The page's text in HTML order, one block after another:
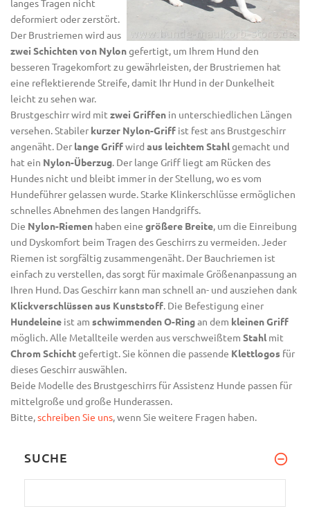
langes Tragen nicht
deformiert oder zerstört.
Der Brustriemen wird aus
zwei Schichten von Nylongefertigt, um Ihrem Hund den
besseren Tragekomfort zu gewährleisten, der Brustriemen hat
eine reflektierende Streife, damit Ihr Hund in der Dunkelheit
leicht zu sehen war.
Brustgeschirr wird mit zwei Griffen in unterschiedlichen Längen
versehen. Stabiler kurzer Nylon-Griff ist fest ans Brustgeschirr
angenäht. Der lange Griffwird aus leichtem Stahlgemacht und
hat ein Nylon-Überzug. Der lange Griff liegt am Rücken des
Hundes nicht und bleibt immer in der Stellung, wo es vom
Hundeführer gelassen wurde. Starke Klinkerschlüsse ermöglichen
schnelles Abnehmen des langen Handgriffs.
Die Nylon-Riemen haben eine größere Breite, um die Einreibung
und Dyskomfort beim Tragen des Geschirrs zu vermeiden. Jeder
Riemen ist sorgfältig zusammengenäht. Der Bauchriemen ist
einfach zu verstellen, das sorgt für maximale Größenanpassung an
Ihren Hund. Das Geschirr kann man schnell an- und ausziehen dank
Klickverschlüssenaus Kunststoff. Die Befestigung einer
Hundeleine ist am schwimmenden O-Ringan dem kleinen Griff
möglich. Alle Metallteile werden aus verschweißtem Stahl mit
Chrom Schichtgefertigt. Sie können die passende Klettlogos für
dieses Geschirr auswählen.
Beide Modelle des Brustgeschirrs für Assistenz Hunde passen für
mittelgroße und große Hunderassen.
Bitte,schreiben Sie uns, wenn Sie weitere Fragen haben.
SUCHE